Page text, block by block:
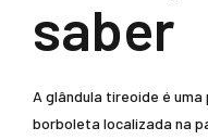
saber
A glândula tireoide é
borboleta localizada na